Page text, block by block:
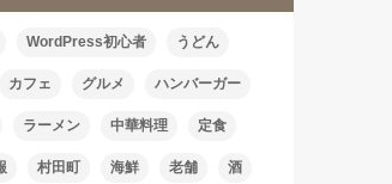
WordPress初心者 うどん
カフェ グルメ ハンバーガー
ラーメン 中華料理 定食
村田町 海鮮 老舗 酒